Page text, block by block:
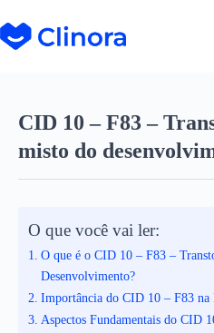
CID 10 – F83 –
misto do
O que você vai ler:
O que é o CID 10 – F83 –
Desenvolvimento?
Importância do CID 10 – F83 na
Aspectos Fundamentais do CID